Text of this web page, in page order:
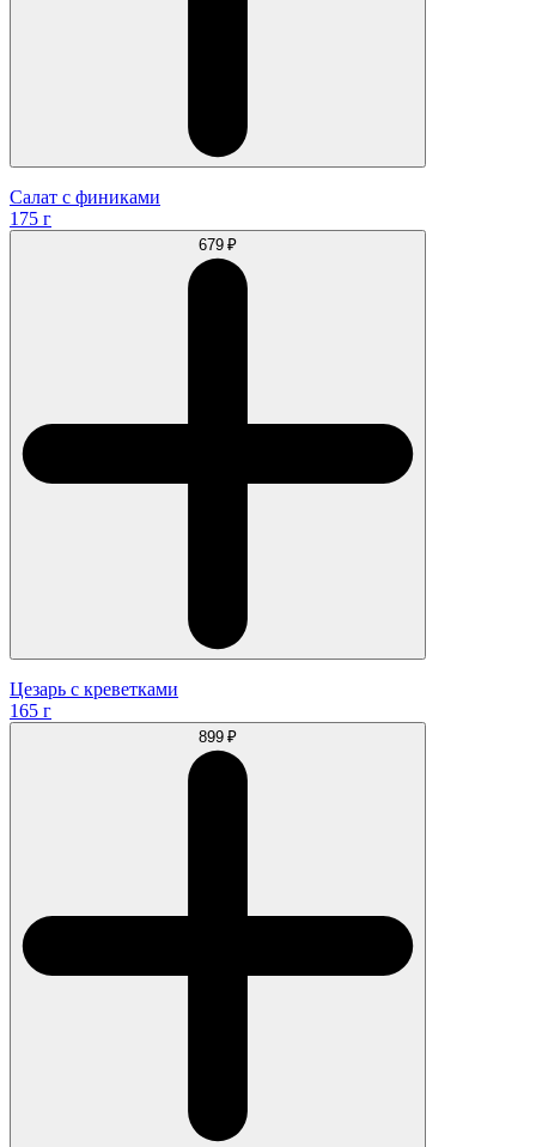
Салат с финиками
175 г
679 ₽
Цезарь с креветками
165 г
899 ₽